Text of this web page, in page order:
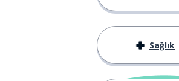
Sağlık